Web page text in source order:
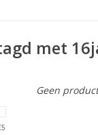
met
5
Geen